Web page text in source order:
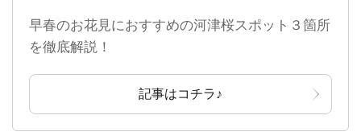
早春のお花見におすすめの河津桜スポット３箇所
を徹底解説！
記事はコチラ♪